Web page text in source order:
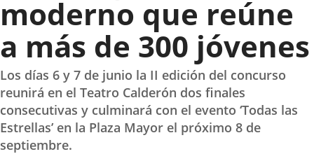
moderno que reúne
a más de 300 jóvenes
Los días 6 y 7 de junio la II edición del concurso
reunirá en el Teatro Calderón dos finales
consecutivas y culminará con el evento ‘Todas las
Estrellas’ en la Plaza Mayor el próximo 8 de
septiembre.